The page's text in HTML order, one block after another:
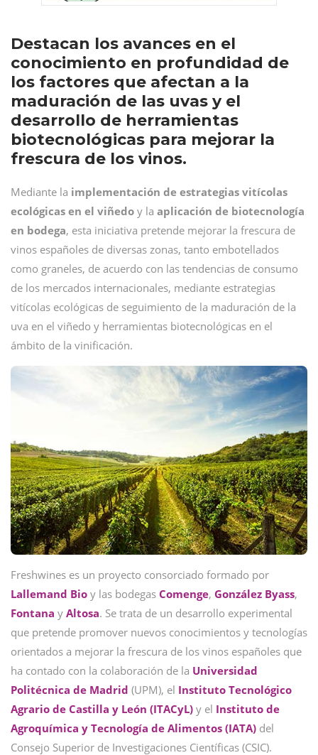
Destacan los avances en el
conocimiento en profundidad de
los factores que afectan a la
maduración de las uvas y el
desarrollo de herramientas
biotecnológicas para mejorar la
frescura de los vinos.
Mediante la implementación de estrategias vitícolas
ecológicas en el viñedo y la aplicación de biotecnología
en bodega, esta iniciativa pretende mejorar la frescura de
vinos españoles de diversas zonas, tanto embotellados
como graneles, de acuerdo con las tendencias de consumo
de los mercados internacionales, mediante estrategias
vitícolas ecológicas de seguimiento de la maduración de la
uva en el viñedo y herramientas biotecnológicas en el
ámbito de la vinificación.
Freshwines es un proyecto consorciado formado por
Lallemand Bio y las bodegas Comenge, González Byass,
Fontana y Altosa. Se trata de un desarrollo experimental
que pretende promover nuevos conocimientos y tecnologías
orientados a mejorar la frescura de los vinos españoles que
ha contado con la colaboración de la Universidad
Politécnica de Madrid (UPM), el Instituto Tecnológico
Agrario de Castilla y León (ITACyL) y el Instituto de
Agroquímica y Tecnología de Alimentos (IATA) del
Consejo Superior de Investigaciones Científicas (CSIC).